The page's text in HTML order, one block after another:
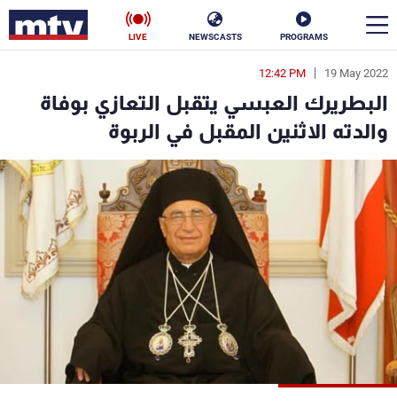
PROGRAMS
NEWSCASTS
LIVE
19 May 2022
12:42 PM
البطريرك العبسي يتقبل التعازي بوفاة
والدته الاثنين المقبل في الربوة
en
الأخبار
سياسة ناس
إقتصاد فن
رياضة
كأس العالم
البرامج
جدول البرامج